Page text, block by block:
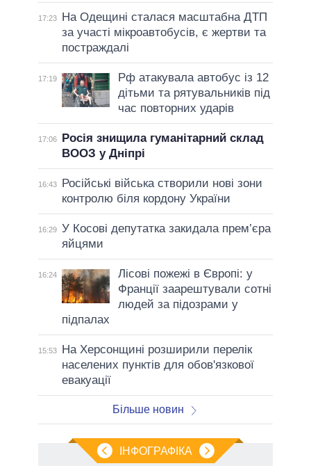
17:23
На Одещині сталася масштабна ДТП
за участі мікроавтобусів, є жертви та
постраждалі
17:19
Рф атакувала автобус із 12
дітьми та рятувальників під
час повторних ударів
17:06
Росія знищила гуманітарний склад
ВООЗ у Дніпрі
16:43
Російські війська створили нові зони
контролю біля кордону України
16:29 У Косові депутатка закидала прем’єра
яйцями
16:24
Лісові пожежі в Європі: у
Франції заарештували сотні
людей за підозрами у
підпалах
15:53
На Херсонщині розширили перелік
населених пунктів для обов'язкової
евакуації
Більше новин
ІНФОГРАФІКА